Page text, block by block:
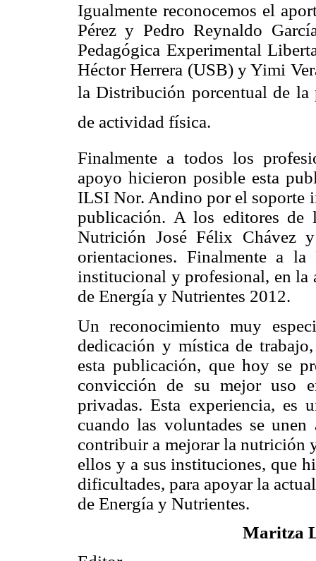
Igualmente reconocemos el
Pérez y Pedro Reynaldo
Pedagógica Experimental
Héctor Herrera (USB) y Yimi
la Distribución porcentual de
de actividad física.
Finalmente a todos los
apoyo hicieron posible esta
ILSI Nor. Andino por el soporte
publicación. A los editores de
Nutrición José Félix Chávez
orientaciones. Finalmente a
institucional y profesional, en la
de Energía y Nutrientes 2012.
Un reconocimiento muy
dedicación y mística de
esta publicación, que hoy se
convicción de su mejor uso
privadas. Esta experiencia, es
cuando las voluntades se
contribuir a mejorar la nutrición
ellos y a sus instituciones, que
dificultades, para apoyar la
de Energía y Nutrientes.
Maritza